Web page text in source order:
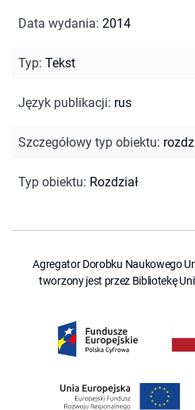
Data wydania: 2014
Typ: Tekst
Język publikacji: rus
Szczegółowy typ obiektu: rozdz
Typ obiektu: Rozdział
Agregator Dorobku Naukowego
tworzony jest przez Bibliotekę